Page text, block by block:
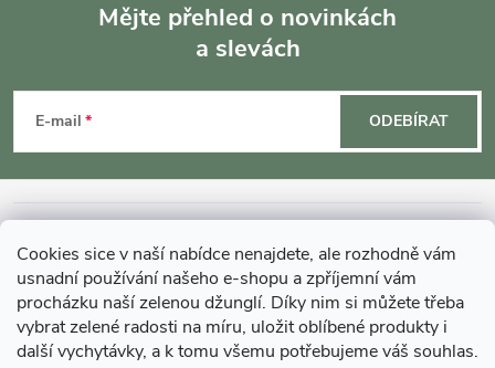
Cookies sice v naší nabídce nenajdete, ale rozhodně vám
usnadní používání našeho e-shopu a zpříjemní vám
procházku naší zelenou džunglí. Díky nim si můžete třeba
vybrat zelené radosti na míru, uložit oblíbené produkty i
další vychytávky, a k tomu všemu potřebujeme váš souhlas.
p
a
Mějte přehled o novinkách
a slevách
E-mail ODEBÍRAT
MOHLO BY VÁS ZAJÍMAT
O GARDNERS